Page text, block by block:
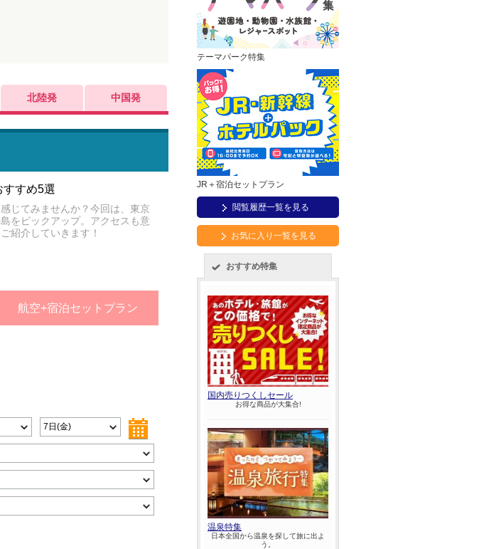
北陸発 中国発
すめ5選
じてみませんか？今回は、東京
をピックアップ。アクセスも意
紹介していきます！
航空+宿泊セットプラン
テーマパーク特集
JR＋宿泊セットプラン
閲覧履歴一覧を見る
お気に入り一覧を見る
おすすめ特集
国内売りつくしセール
お得な商品が大集合!
温泉特集
日本全国から温泉を探して旅に出よ
う。